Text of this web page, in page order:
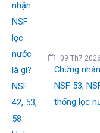
09 Th7 2026
Chứng
NSF 53,
thống lọc